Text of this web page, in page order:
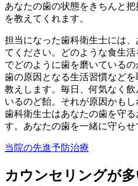
あなたの歯の状態をきちんと
を教えてくれます。
担当になった歯科衛生士には
てください。どのような食生
でどのように歯を磨いている
歯の原因となる生活習慣など
教えします。毎日、何気なく
いるのど飴。それが原因かもし
歯科衛生士はあなたの歯を守
す。あなたの歯を一緒に守らせ
当院の先進予防治療
カウンセリングが